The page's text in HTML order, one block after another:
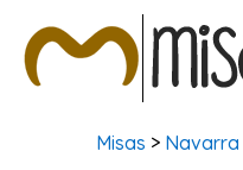
Misas > Navarra